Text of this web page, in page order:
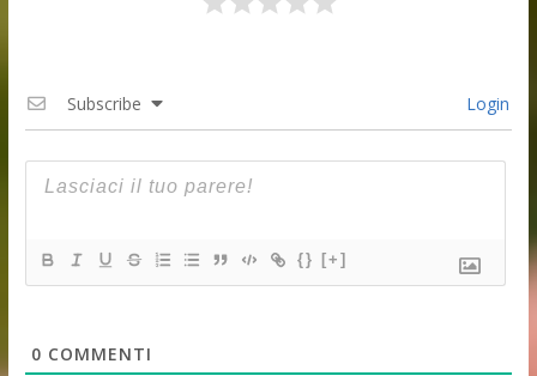
Subscribe Login
{} [+]
0 COMMENTI